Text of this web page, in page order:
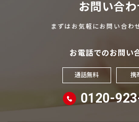
お問い合わ
まずはお気軽にお問い合わ
お電話でのお問い
通話無料 携
0120-